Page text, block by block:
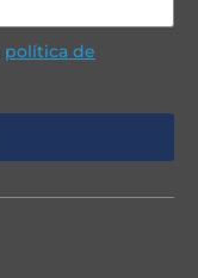
política de